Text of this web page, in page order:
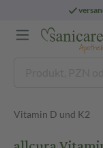
Vitamin D und K2